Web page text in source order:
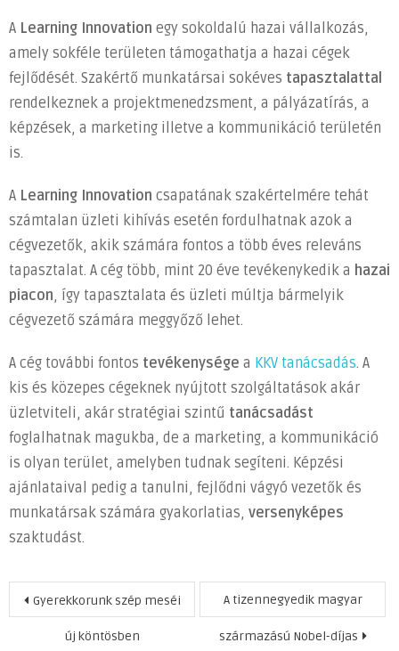
egy
hazai
kisvállalkozás
a
Learning
bejegyzéshez
A Learning Innovation egy sokoldalú hazai vállalkozás,
amely sokféle területen támogathatja a hazai cégek
fejlődését. Szakértő munkatársai sokéves tapasztalattal
rendelkeznek a projektmenedzsment, a pályázatírás, a
képzések, a marketing illetve a kommunikáció területén
is.
A Learning Innovation csapatának szakértelmére tehát
számtalan üzleti kihívás esetén fordulhatnak azok a
cégvezetők, akik számára fontos a több éves releváns
tapasztalat. A cég több, mint 20 éve tevékenykedik a hazai
piacon, így tapasztalata és üzleti múltja bármelyik
cégvezető számára meggyőző lehet.
A cég további fontos tevékenysége a KKV tanácsadás. A
kis és közepes cégeknek nyújtott szolgáltatások akár
üzletviteli, akár stratégiai szintű tanácsadást
foglalhatnak magukba, de a marketing, a kommunikáció
is olyan terület, amelyben tudnak segíteni. Képzési
ajánlataival pedig a tanulni, fejlődni vágyó vezetők és
munkatársak számára gyakorlatias, versenyképes
szaktudást.
Bejegyzés
navigáció
Gyerekkorunk szép meséi
új köntösben
A tizennegyedik magyar
származású Nobel-díjas